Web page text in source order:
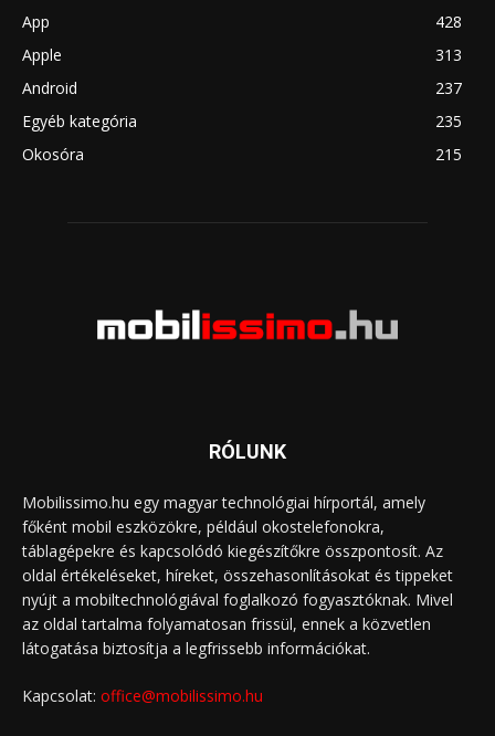
App
428
Apple
313
Android
237
Egyéb kategória
235
Okosóra
215
RÓLUNK
Mobilissimo.hu egy magyar technológiai hírportál, amely
főként mobil eszközökre, például okostelefonokra,
táblagépekre és kapcsolódó kiegészítőkre összpontosít. Az
oldal értékeléseket, híreket, összehasonlításokat és tippeket
nyújt a mobiltechnológiával foglalkozó fogyasztóknak. Mivel
az oldal tartalma folyamatosan frissül, ennek a közvetlen
látogatása biztosítja a legfrissebb információkat.
Kapcsolat: office@mobilissimo.hu